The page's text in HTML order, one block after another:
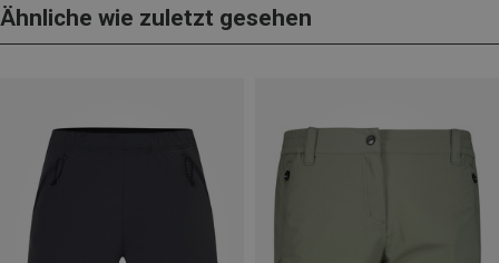
Ähnliche wie zuletzt gesehen